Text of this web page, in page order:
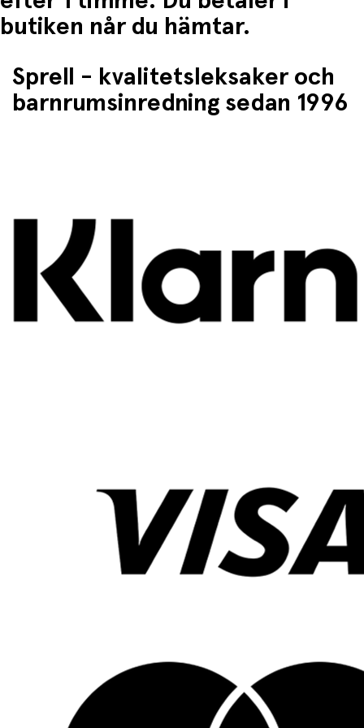
butiken når du hämtar.
Sprell - kvalitetsleksaker och
barnrumsinredning sedan 1996